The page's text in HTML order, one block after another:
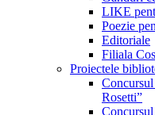
LIKE
Poezie
Editoriale
Filiala
Proiectele
Rosetti”